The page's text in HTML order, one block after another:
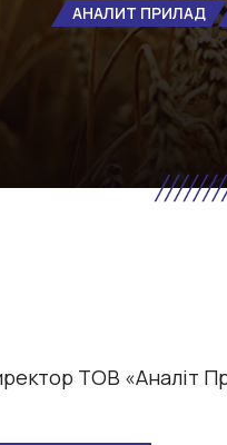
АНАЛИТ ПРИЛАД
ТОВ «Аналіт